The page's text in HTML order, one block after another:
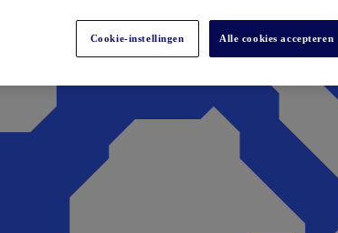
Cookie-instellingen Alle cookies accepteren